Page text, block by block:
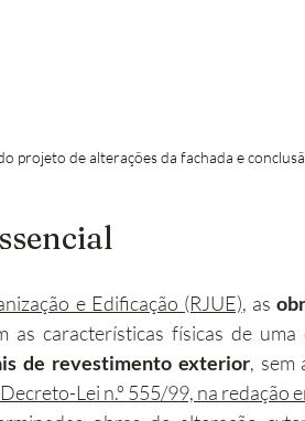
projeto de alterações da fachada e
e Edificação (RJUE), as
características físicas de uma
de revestimento exterior, sem
Lei n.º 555/99, na redação